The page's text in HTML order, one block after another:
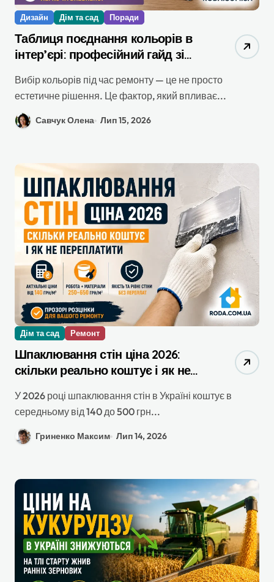
Дизайн Дім та сад Поради
Таблиця поєднання кольорів в
інтер’єрі: професійний гайд зі
Вибір кольорів під час ремонту — це не просто
естетичне рішення. Це фактор, який впливає...
Савчук Олена Лип 15, 2026
Дім та сад Ремонт
Шпаклювання стін ціна 2026:
скільки реально коштує і як не
У 2026 році шпаклювання стін в Україні коштує в
середньому від 140 до 500 грн...
Гриненко Максим Лип 14, 2026